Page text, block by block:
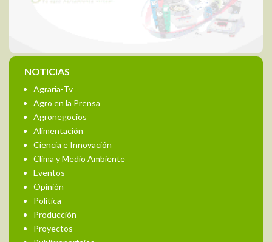
NOTICIAS
Agraria-Tv
Agro en la Prensa
Agronegocios
Alimentación
Ciencia e Innovación
Clima y Medio Ambiente
Eventos
Opinión
Política
Producción
Proyectos